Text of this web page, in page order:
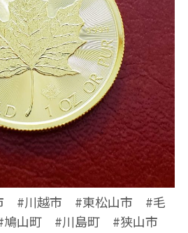
#川越市 #東松山市 #毛
山町 #川島町 #狭山市